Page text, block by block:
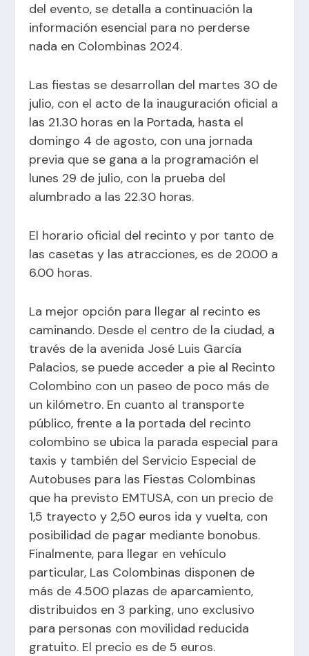
del evento, se detalla a continuación la
información esencial para no perderse
nada en Colombinas 2024.
Las fiestas se desarrollan del martes 30 de
julio, con el acto de la inauguración oficial a
las 21.30 horas en la Portada, hasta el
domingo 4 de agosto, con una jornada
previa que se gana a la programación el
lunes 29 de julio, con la prueba del
alumbrado a las 22.30 horas.
El horario oficial del recinto y por tanto de
las casetas y las atracciones, es de 20.00 a
6.00 horas.
La mejor opción para llegar al recinto es
caminando. Desde el centro de la ciudad, a
través de la avenida José Luis García
Palacios, se puede acceder a pie al Recinto
Colombino con un paseo de poco más de
un kilómetro. En cuanto al transporte
público, frente a la portada del recinto
colombino se ubica la parada especial para
taxis y también del Servicio Especial de
Autobuses para las Fiestas Colombinas
que ha previsto EMTUSA, con un precio de
1,5 trayecto y 2,50 euros ida y vuelta, con
posibilidad de pagar mediante bonobus.
Finalmente, para llegar en vehículo
particular, Las Colombinas disponen de
más de 4.500 plazas de aparcamiento,
distribuidos en 3 parking, uno exclusivo
para personas con movilidad reducida
gratuito. El precio es de 5 euros.